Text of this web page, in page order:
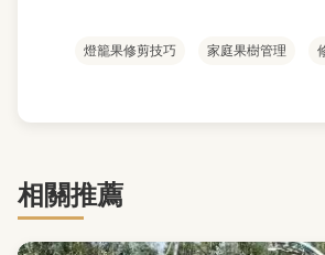
燈籠果修剪技巧 家庭果樹管理
相關推薦